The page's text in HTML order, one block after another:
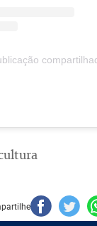
compartilhada por We Love